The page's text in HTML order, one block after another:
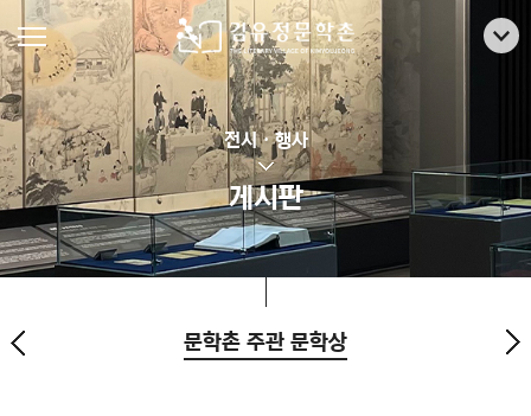
전시 · 행사
게시판
문학촌 주관 문학상